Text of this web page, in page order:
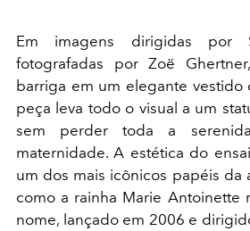
Em imagens dirigidas por
fotografadas por Zoë
barriga em um elegante vestido
peça leva todo o visual a um
sem perder toda a
maternidade. A estética do
um dos mais icônicos papéis da
como a rainha Marie Antoinette
nome, lançado em 2006 e